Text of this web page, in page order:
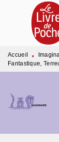
MENU
PIED DE
Accueil •
Fantastique,